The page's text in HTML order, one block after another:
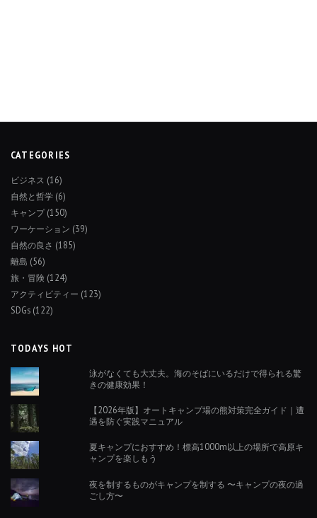
CATEGORIES
ビジネス (16)
自然と哲学 (6)
キャンプ(150)
ワーケーション (39)
自然の良さ (185)
離島 (56)
旅・冒険 (124)
アクティビティー (123)
SDGs (122)
TODAYS HOT
泳がなくても大丈夫。海のそばにいるだけで得られる驚
きの健康効果！
【2026年版】オートキャンプ場の熊対策完全ガイド｜遭
遇を防ぐ実践マニュアル
夏キャンプにおすすめ！標高1000m以上の場所で高原キ
ャンプを楽しもう
夜を制するものがキャンプを制する 〜キャンプの夜の過
ごし方〜